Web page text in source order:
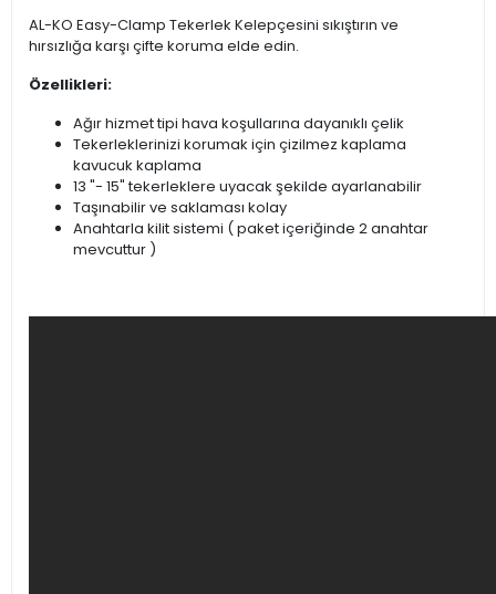
AL-KO Easy-Clamp Tekerlek Kelepçesini sıkıştırın ve
hırsızlığa karşı çifte koruma elde edin.
Özellikleri:
Ağır hizmet tipi hava koşullarına dayanıklı çelik
Tekerleklerinizi korumak için çizilmez kaplama
kavucuk kaplama
13 "- 15" tekerleklere uyacak şekilde ayarlanabilir
Taşınabilir ve saklaması kolay
Anahtarla kilit sistemi ( paket içeriğinde 2 anahtar
mevcuttur )